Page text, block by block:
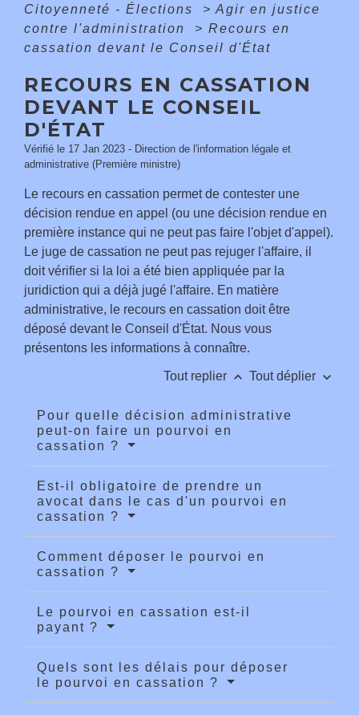
Citoyenneté - Élections
> Agir en justice
contre l'administration
> Recours en
cassation devant le Conseil d'État
RECOURS EN CASSATION
DEVANT LE CONSEIL
D'ÉTAT
Vérifié le 17 Jan 2023 - Direction de l'information légale et
administrative (Première ministre)
Le recours en cassation permet de contester une
décision rendue en appel (ou une décision rendue en
première instance qui ne peut pas faire l'objet d'appel).
Le juge de cassation ne peut pas rejuger l'affaire, il
doit vérifier si la loi a été bien appliquée par la
juridiction qui a déjà jugé l'affaire. En matière
administrative, le recours en cassation doit être
déposé devant le Conseil d'État. Nous vous
présentons les informations à connaître.
Tout replier keyboard_arrow_up Tout déplier keyboard_arrow_down
Pour quelle décision administrative
peut-on faire un pourvoi en
cassation ?
Est-il obligatoire de prendre un
avocat dans le cas d'un pourvoi en
cassation ?
Comment déposer le pourvoi en
cassation ?
Le pourvoi en cassation est-il
payant ?
Quels sont les délais pour déposer
le pourvoi en cassation ?